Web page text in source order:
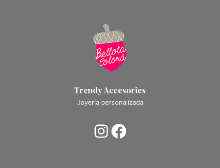
Trendy Accesories
Joyería personalizada
Instagram
Facebook